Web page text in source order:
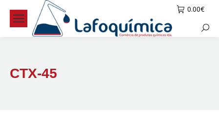
0.00€
CTX-45